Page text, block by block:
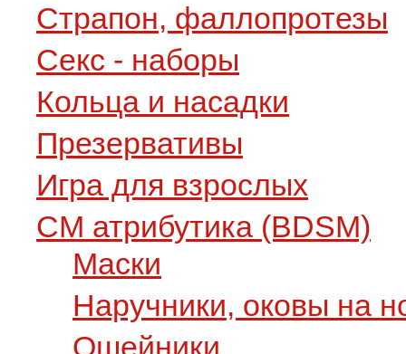
Страпон, фаллопротезы
Секс - наборы
Кольца и насадки
Презервативы
Игра для взрослых
СМ атрибутика (BDSM)
Маски
Наручники, оковы на
Ошейники